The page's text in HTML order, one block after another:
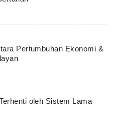
Pertumbuhan Ekonomi &
oleh Sistem Lama